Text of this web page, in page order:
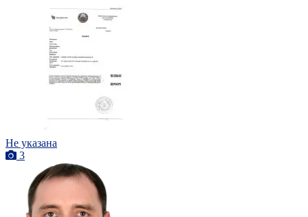
Не указана
3